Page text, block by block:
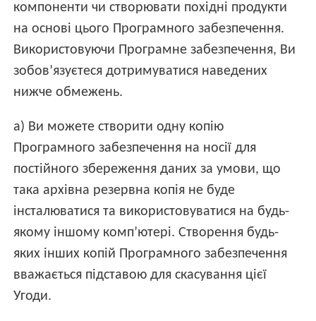
компоненти чи створювати похідні продукти
на основі цього Програмного забезпечення.
Використовуючи Програмне забезпечення, Ви
зобов’язуєтеся дотримуватися наведених
нижче обмежень.
а) Ви можете створити одну копію
Програмного забезпечення на носії для
постійного збереження даних за умови, що
така архівна резервна копія не буде
інсталюватися та використовуватися на будь-
якому іншому комп’ютері. Створення будь-
яких інших копій Програмного забезпечення
вважається підставою для скасування цієї
Угоди.